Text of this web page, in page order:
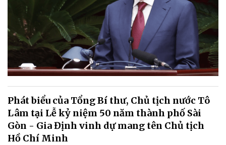
Phát biểu của Tổng Bí thư, Chủ tịch nước Tô
Lâm tại Lễ kỷ niệm 50 năm thành phố Sài
Gòn - Gia Định vinh dự mang tên Chủ tịch
Hồ Chí Minh